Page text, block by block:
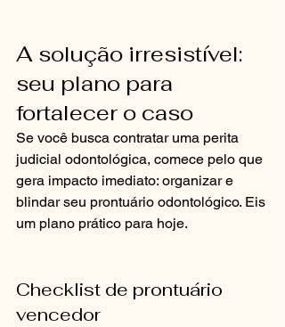
A solução irresistível:
seu plano para
fortalecer o caso
Se você busca contratar uma perita
judicial odontológica, comece pelo que
gera impacto imediato: organizar e
blindar seu prontuário odontológico. Eis
um plano prático para hoje.
Checklist de prontuário
vencedor